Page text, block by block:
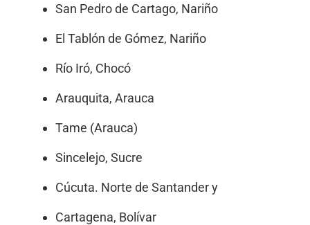
San Pedro de Cartago, Nariño
El Tablón de Gómez, Nariño
Río Iró, Chocó
Arauquita, Arauca
Tame (Arauca)
Sincelejo, Sucre
Cúcuta. Norte de Santander y
Cartagena, Bolívar